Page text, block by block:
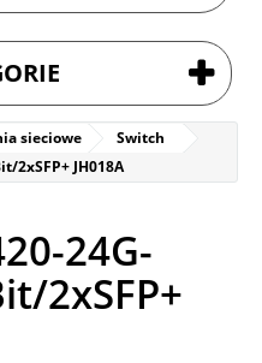
sieciowe
Switch
2xSFP+ JH018A
24G-
2xSFP+